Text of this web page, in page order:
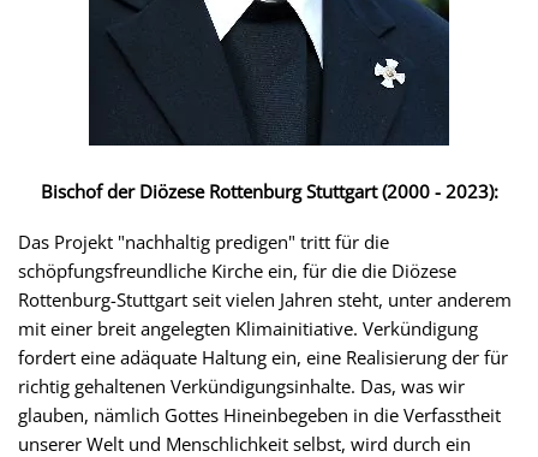
Bischof der Diözese Rottenburg Stuttgart (2000 - 2023):
Das Projekt "nachhaltig predigen" tritt für die
schöpfungsfreundliche Kirche ein, für die die Diözese
Rottenburg-Stuttgart seit vielen Jahren steht, unter anderem
mit einer breit angelegten Klimainitiative. Verkündigung
fordert eine adäquate Haltung ein, eine Realisierung der für
richtig gehaltenen Verkündigungsinhalte. Das, was wir
glauben, nämlich Gottes Hineinbegeben in die Verfasstheit
unserer Welt und Menschlichkeit selbst, wird durch ein